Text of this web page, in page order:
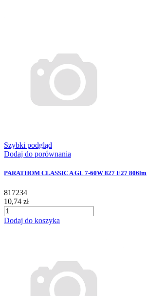
Szybki podgląd
Dodaj do porównania
PARATHOM CLASSIC A GL 7-60W 827 E27 806lm
817234
10,74 zł
Dodaj do koszyka